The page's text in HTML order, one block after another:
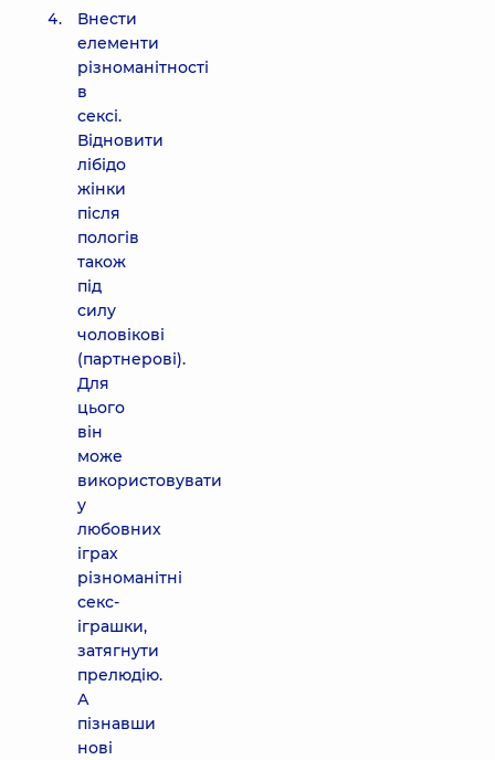
Внести
елементи
різноманітності
в
сексі.
Відновити
лібідо
жінки
після
пологів
також
під
силу
чоловікові
(партнерові).
Для
цього
він
може
використовувати
у
любовних
іграх
різноманітні
секс-
іграшки,
затягнути
прелюдію.
А
пізнавши
нові